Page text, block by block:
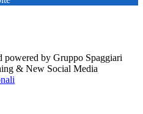
powered by Gruppo Spaggiari
& New Social Media